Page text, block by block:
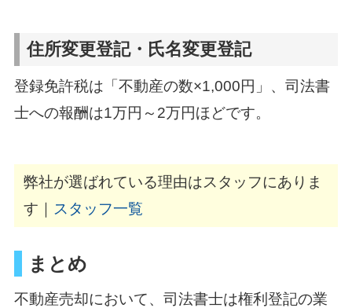
住所変更登記・氏名変更登記
登録免許税は「不動産の数×1,000円」、司法書
士への報酬は1万円～2万円ほどです。
弊社が選ばれている理由はスタッフにありま
す｜
スタッフ一覧
まとめ
不動産売却において、司法書士は権利登記の業